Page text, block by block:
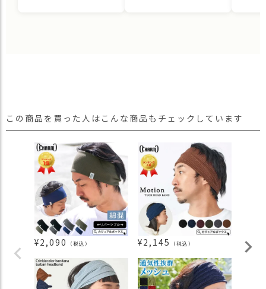
この商品を買った人はこんな商品もチェックしています
¥2,090 （税込） ¥2,145 （税込） ¥